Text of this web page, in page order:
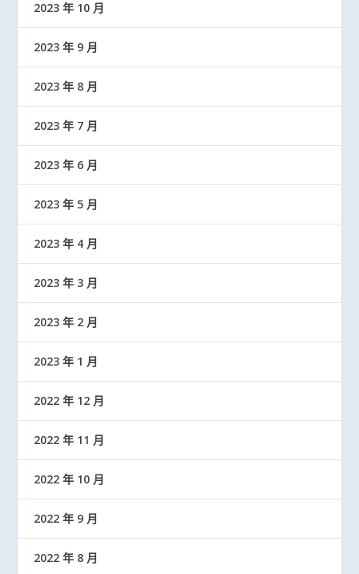
2023 年 10 月
2023 年 9 月
2023 年 8 月
2023 年 7 月
2023 年 6 月
2023 年 5 月
2023 年 4 月
2023 年 3 月
2023 年 2 月
2023 年 1 月
2022 年 12 月
2022 年 11 月
2022 年 10 月
2022 年 9 月
2022 年 8 月